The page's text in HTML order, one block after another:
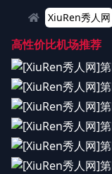
XiuRen秀人网
高性价比机场推荐